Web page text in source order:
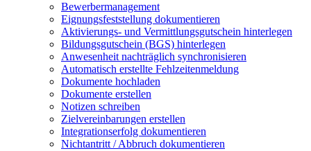
Bewerbermanagement
Eignungsfeststellung dokumentieren
Aktivierungs- und Vermittlungsgutschein hinterlegen
Bildungsgutschein (BGS) hinterlegen
Anwesenheit nachträglich synchronisieren
Automatisch erstellte Fehlzeitenmeldung
Dokumente hochladen
Dokumente erstellen
Notizen schreiben
Zielvereinbarungen erstellen
Integrationserfolg dokumentieren
Nichtantritt / Abbruch dokumentieren